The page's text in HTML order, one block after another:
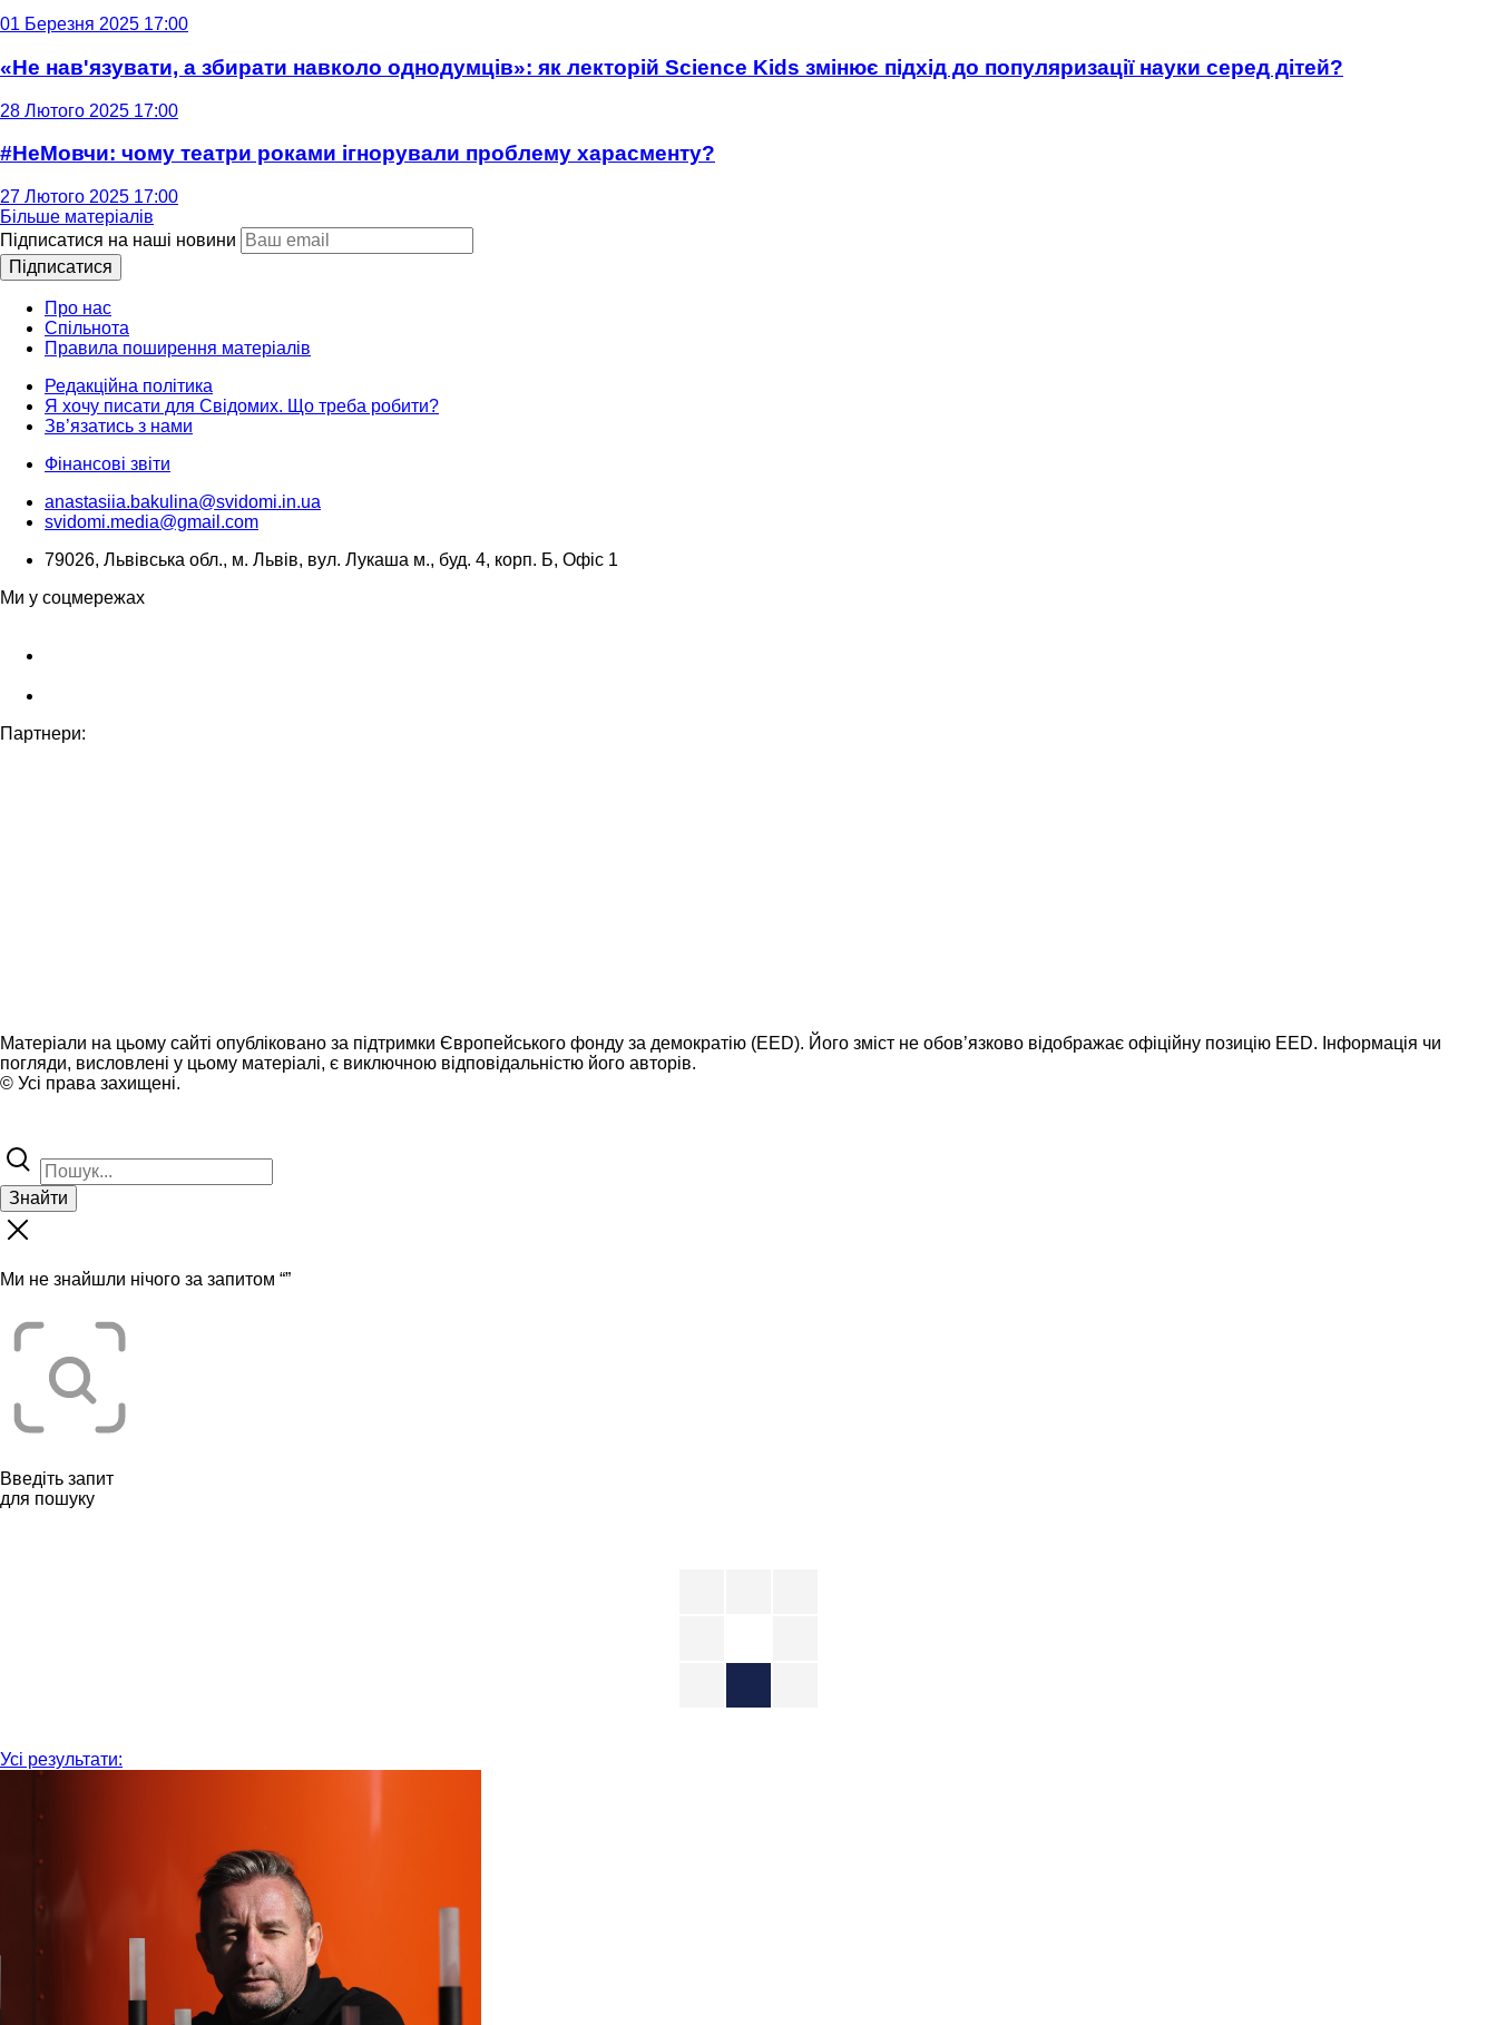
01 Березня 2025 17:00
«Не нав'язувати, а збирати навколо однодумців»: як лекторій Science Kids змінює підхід до популяризації науки серед дітей?
28 Лютого 2025 17:00
#НеМовчи: чому театри роками ігнорували проблему харасменту?
27 Лютого 2025 17:00
Більше матеріалів
Підписатися на наші новини
Підписатися
Про нас
Спільнота
Правила поширення матеріалів
Редакційна політика
Я хочу писати для Свідомих. Що треба робити?
Зв’язатись з нами
Фінансові звіти
anastasiia.bakulina@svidomi.in.ua
svidomi.media@gmail.com
79026, Львівська обл., м. Львів, вул. Лукаша м., буд. 4, корп. Б, Офіс 1
Ми у соцмережах
Партнери:
Матеріали на цьому сайті опубліковано за підтримки Європейського фонду за демократію (EED). Його зміст не обов’язково відображає офіційну позицію EED. Інформація чи
погляди, висловлені у цьому матеріалі, є виключною відповідальністю його авторів.
© Усі права захищені.
Знайти
Ми не знайшли нічого за запитом “”
Введіть запит
для пошуку
Усі результати: